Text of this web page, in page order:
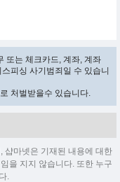
또는 체크카드, 계좌, 계좌
피싱 사기범죄일 수 있습니
처벌받을수 있습니다.
샵마넷은 기재된 내용에 대한
을 지지 않습니다. 또한 누구
.